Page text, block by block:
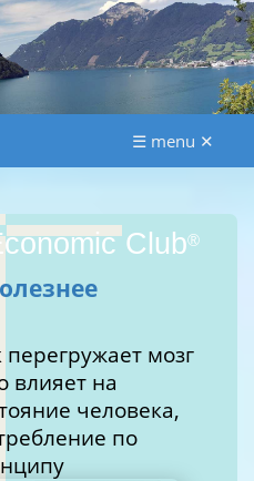
Club®
☰ menu ✕
мозг
влияет на
человека,
по